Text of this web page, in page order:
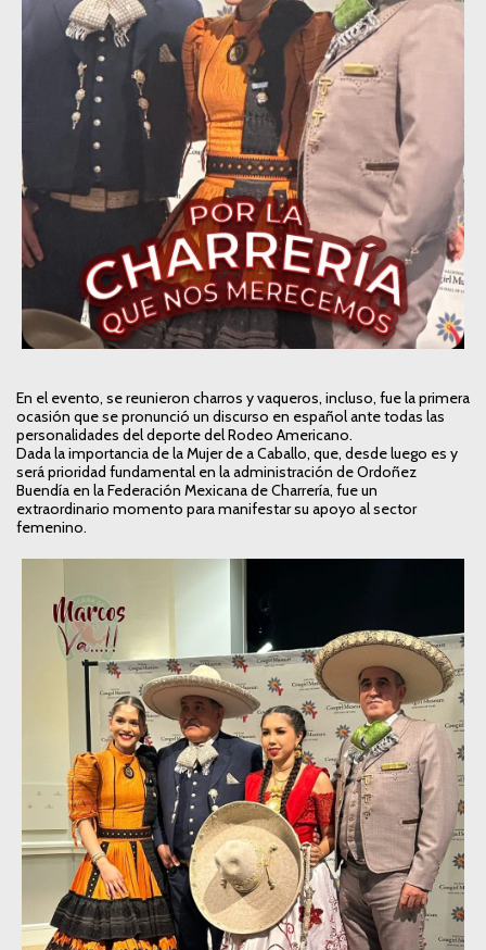
En el evento, se reunieron charros y vaqueros, incluso, fue la primera
ocasión que se pronunció un discurso en español ante todas las
personalidades del deporte del Rodeo Americano.
Dada la importancia de la Mujer de a Caballo, que, desde luego es y
será prioridad fundamental en la administración de Ordoñez
Buendía en la Federación Mexicana de Charrería, fue un
extraordinario momento para manifestar su apoyo al sector
femenino.